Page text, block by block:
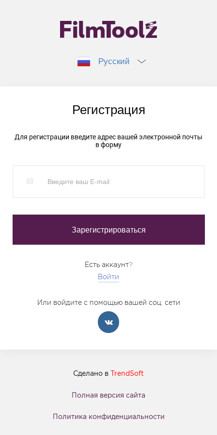
Русский
Регистрация
Для регистрации введите адрес вашей электронной почты
в форму
Есть аккаунт?
Войти
Или войдите с помощью вашей соц. сети
Сделано в TrendSoft
Полная версия сайта
Политика конфиденциальности